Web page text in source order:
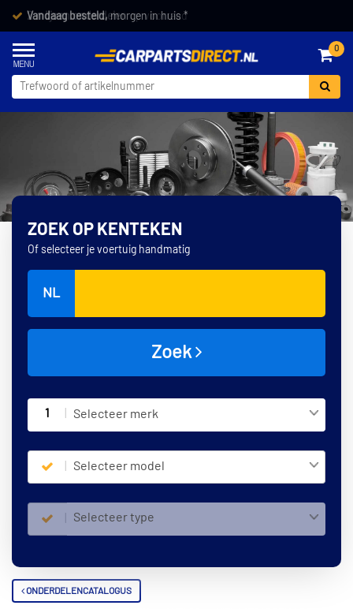
Vandaag besteld,morgen in huis *
0
ZOEK OP KENTEKEN
Of selecteer je voertuig handmatig
NL
Zoek
1 Selecteer merk
Selecteer model
Selecteer type
ONDERDELENCATALOGUS